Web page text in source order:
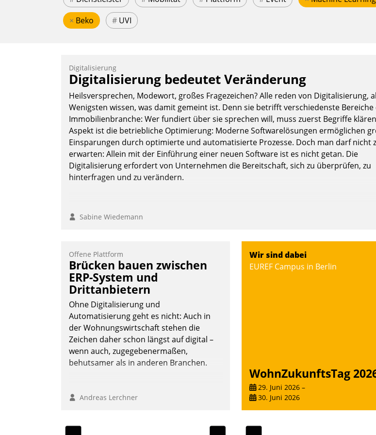
× Beko # UVI
Digitalisierung
Digitalisierung bedeutet Veränderung
Heilsversprechen, Modewort, großes Fragezeichen? Alle reden von Digitalisierung,
Wenigsten wissen, was damit gemeint ist. Denn sie betrifft verschiedenste Bereiche
Immobilienbranche: Wer fundiert über sie sprechen will, muss zuerst Begriffe
Aspekt ist die betriebliche Optimierung: Moderne Softwarelösungen ermöglichen
Einsparungen durch optimierte und automatisierte Prozesse. Doch man darf nicht
erwarten: Allein mit der Einführung einer neuen Software ist es nicht getan. Die
Digitalisierung erfordert von Unternehmen die Bereitschaft, sich zu überprüfen, zu
hinterfragen und zu verändern.
Sabine Wiedemann
Offene Plattform
Brücken bauen zwischen
ERP-System und
Drittanbietern
Ohne Digitalisierung und
Automatisierung geht es nicht: Auch in
der Wohnungswirtschaft stehen die
Zeichen daher schon längst auf digital –
wenn auch, zugegebenermaßen,
behutsamer als in anderen Branchen.
Andreas Lerchner
Wir sind dabei
EUREF Campus in Berlin
WohnZukunftsTag
29. Juni 2026 –
30. Juni 2026